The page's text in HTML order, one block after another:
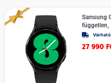
Samsung
független,
27 990